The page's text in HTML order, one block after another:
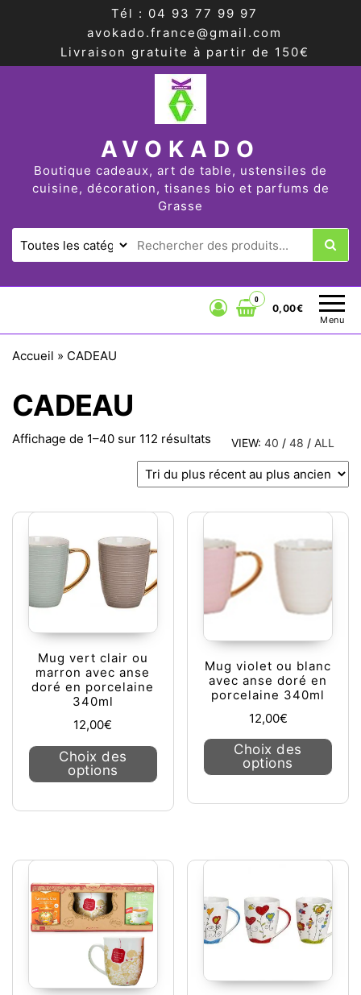
Tél : 04 93 77 99 97
avokado.france@gmail.com
Livraison gratuite à partir de 150€
AVOKADO
Boutique cadeaux, art de table, ustensiles de
cuisine, décoration, tisanes bio et parfums de
Grasse
Menu
0
0,00€
Accueil » CADEAU
CADEAU
VIEW: 40 / 48 / ALL
Affichage de 1–40 sur 112 résultats Trié du plus récent au
Mug vert clair ou
marron avec anse
doré en porcelaine
340ml
12,00€
Choix des
options
Ce produit a plusieurs variations.
Mug violet ou blanc
avec anse doré en
porcelaine 340ml
12,00€
Choix des
options